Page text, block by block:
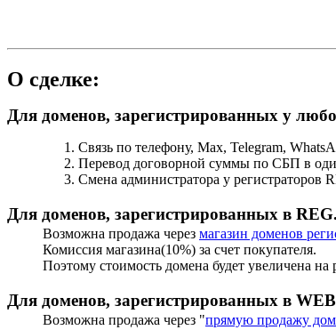
О сделке:
Для доменов, зарегистрированных у
Связь по телефону, Max, Telegram,
Перевод договорной суммы по СБП в
Смена администратора у
Для доменов, зарегистрированных в
Возможна продажа через магазин доменов
Комиссия магазина(10%) за счет покупателя.
Поэтому стоимость домена будет увеличена на
Для доменов, зарегистрированных в
Возможна продажа через "прямую продажу